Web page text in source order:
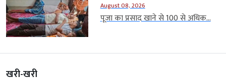
August 08, 2026
पूजा का प्रसाद खाने से 100 से अधिक...
खरी-खरी